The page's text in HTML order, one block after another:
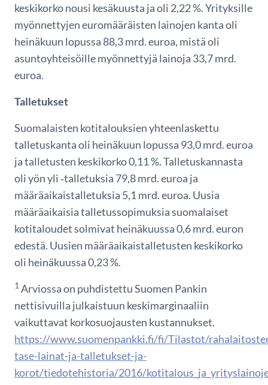
keskikorko nousi kesäkuusta ja oli 2,22 %. Yrityksille
myönnettyjen euromääräisten lainojen kanta oli
heinäkuun lopussa 88,3 mrd. euroa, mistä oli
asuntoyhteisöille myönnettyjä lainoja 33,7 mrd.
euroa.
Talletukset
Suomalaisten kotitalouksien yhteenlaskettu
talletuskanta oli heinäkuun lopussa 93,0 mrd. euroa
ja talletusten keskikorko 0,11 %. Talletuskannasta
oli yön yli ‑talletuksia 79,8 mrd. euroa ja
määräaikaistalletuksia 5,1 mrd. euroa. Uusia
määräaikaisia talletussopimuksia suomalaiset
kotitaloudet solmivat heinäkuussa 0,6 mrd. euron
edestä. Uusien määräaikaistalletusten keskikorko
oli heinäkuussa 0,23 %.
1 Arviossa on puhdistettu Suomen Pankin
nettisivuilla julkaistuun keskimarginaaliin
vaikuttavat korkosuojausten kustannukset.
https://www.suomenpankki.fi/fi/Tilastot/
tase-lainat-ja-talletukset-ja-
korot/tiedotehistoria/2016/